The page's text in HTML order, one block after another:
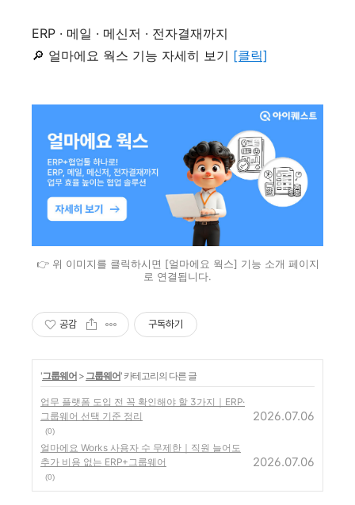
ERP · 메일 · 메신저 · 전자결재까지
🔎 얼마에요 웍스 기능 자세히 보기 [클릭]
👉 위 이미지를 클릭하시면 [얼마에요 웍스] 기능 소개 페이지
로 연결됩니다.
공감 구독하기
'그룹웨어 > 그룹웨어' 카테고리의 다른 글
업무 플랫폼 도입 전 꼭 확인해야 할 3가지｜ERP·
그룹웨어 선택 기준 정리
(0)
2026.07.06
얼마에요 Works 사용자 수 무제한｜직원 늘어도
추가 비용 없는 ERP+그룹웨어
(0)
2026.07.06